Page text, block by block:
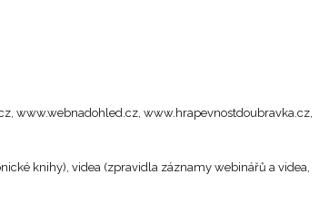
www.webnadohled.cz, www.hrapevnostdoubravka.cz,
knihy), videa (zpravidla záznamy webinářů a videa,